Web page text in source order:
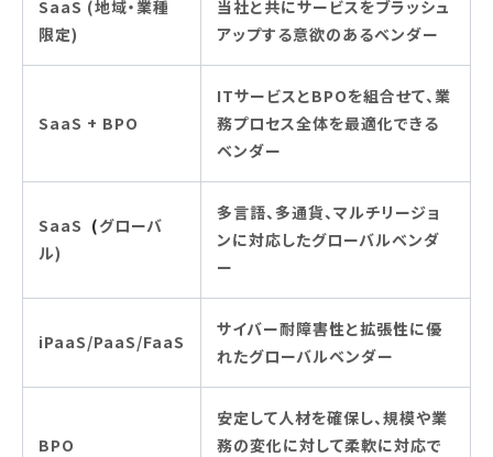
SaaS (地域・業種
限定)
当社と共にサービスをブラッシュ
アップする意欲のあるベンダー
SaaS + BPO
ITサービスとBPOを組合せて、業
務プロセス全体を最適化できる
ベンダー
SaaS (グローバ
ル)
多言語、多通貨、マルチリージョ
ンに対応したグローバルベンダ
ー
iPaaS/PaaS/FaaS
サイバー耐障害性と拡張性に優
れたグローバルベンダー
BPO
安定して人材を確保し、規模や業
務の変化に対して柔軟に対応で